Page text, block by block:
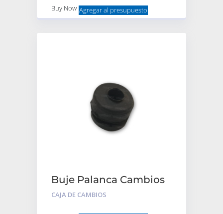
Buy Now Agregar al presupuesto
Buje Palanca Cambios
Goma Bieleta
CAJA DE CAMBIOS